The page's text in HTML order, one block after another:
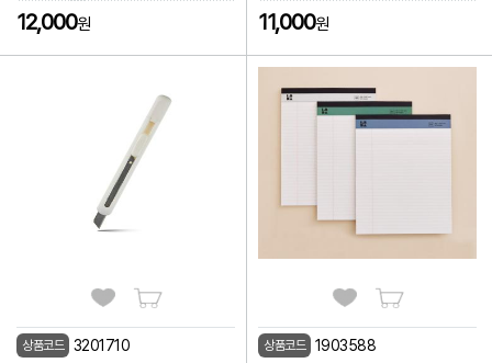
12,000원 11,000원
상품코드 3201710 상품코드 1903588